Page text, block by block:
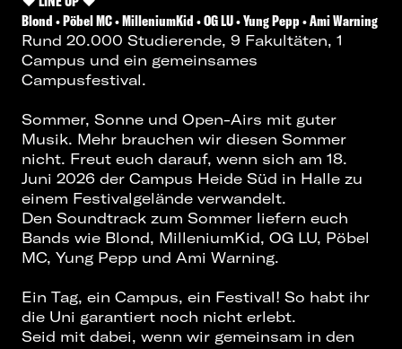
Blond •Pöbel MC •MilleniumKid • OG LU • Yung Pepp • Ami Warning
Rund 20.000 Studierende, 9 Fakultäten, 1
Campus und ein gemeinsames
Campusfestival.
Sommer, Sonne und Open-Airs mit guter
Musik. Mehr brauchen wir diesen Sommer
nicht. Freut euch darauf, wenn sich am 18.
Juni 2026 der Campus Heide Süd in Halle zu
einem Festivalgelände verwandelt.
Den Soundtrack zum Sommer liefern euch
Bands wie Blond, MilleniumKid, OG LU, Pöbel
MC, Yung Pepp und Ami Warning.
Ein Tag, ein Campus, ein Festival! So habt ihr
die Uni garantiert noch nicht erlebt.
Seid mit dabei, wenn wir gemeinsam in den